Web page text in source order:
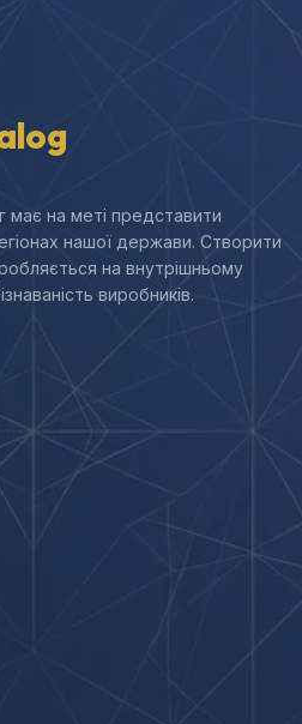
має на меті представити
нашої держави. Створити
на внутрішньому
виробників.